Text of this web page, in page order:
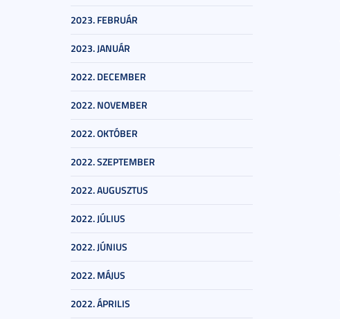
2023. FEBRUÁR
2023. JANUÁR
2022. DECEMBER
2022. NOVEMBER
2022. OKTÓBER
2022. SZEPTEMBER
2022. AUGUSZTUS
2022. JÚLIUS
2022. JÚNIUS
2022. MÁJUS
2022. ÁPRILIS